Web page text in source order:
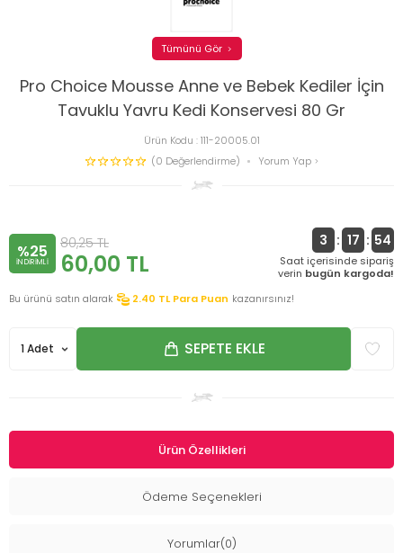
Pro Choice Mousse Anne ve Bebek Kediler İçin
Tavuklu Yavru Kedi Konservesi 80 Gr
Ürün Kodu :111-20005.01
(0 Değerlendirme)
Yorum Yap
Tümünü Gör
%25
INDIRIMLI
80,25TL
60,00 TL
3 : 17 : 54
Saat içerisinde sipariş
verin bugün kargoda!
Bu ürünü satın alarak
2.40 TL Para Puan kazanırsınız!
SEPETE EKLE
Ürün Özellikleri
Ödeme Seçenekleri
Yorumlar(0)